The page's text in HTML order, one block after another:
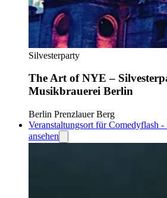
Silvesterparty
The Art of NYE –
Musikbrauerei Berlin
Berlin Prenzlauer Berg
Veranstaltungsort für Comedyflash
ansehen